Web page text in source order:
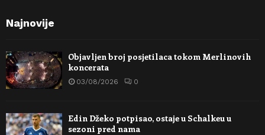
Najnovije
Objavljen broj posjetilaca tokom Merlinovih
koncerata
03/08/2026 0
Edin Džeko potpisao, ostaje u Schalkeu u
sezoni pred nama